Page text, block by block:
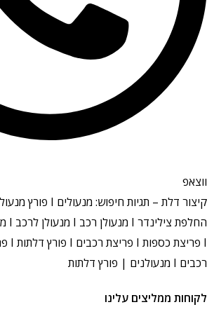
ווצאפ
רכבים I מנעולנים | פורץ דלתות
לקוחות ממליצים עלינו